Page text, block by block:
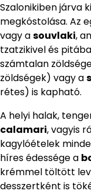
Szalonikiben járva
megkóstolása. Az
vagy asouvlaki,
tzatzikivel és
számtalan
zöldségek) vagy a
rétes) is kapható.
A helyi halak,
calamari, vagyis
kagylóételek
híres édessége a
krémmel töltött
desszertként is